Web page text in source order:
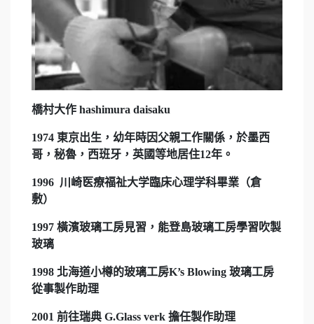
橋村大作 hashimura daisaku
1974 東京出生，幼年時因父親工作關係，於墨西
哥，秘魯，西班牙，英國等地居住12年。
1996 川崎医療福祉大学臨床心理学科畢業（倉
敷）
1997 橫濱玻璃工房見習，能登島玻璃工房學習吹製
玻璃
1998 北海道小樽的玻璃工房K’s Blowing 玻璃工房
從事製作助理
2001 前往瑞典 G.Glass verk 擔任製作助理